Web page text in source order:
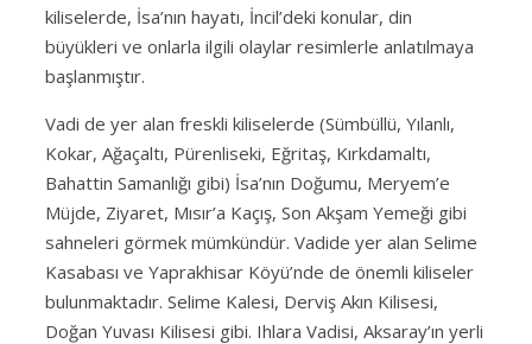
kiliselerde, İsa’nın hayatı, İncil’deki konular, din
büyükleri ve onlarla ilgili olaylar resimlerle anlatılmaya
başlanmıştır.
Vadi de yer alan freskli kiliselerde (Sümbüllü, Yılanlı,
Kokar, Ağaçaltı, Pürenliseki, Eğritaş, Kırkdamaltı,
Bahattin Samanlığı gibi) İsa’nın Doğumu, Meryem’e
Müjde, Ziyaret, Mısır’a Kaçış, Son Akşam Yemeği gibi
sahneleri görmek mümkündür. Vadide yer alan Selime
Kasabası ve Yaprakhisar Köyü’nde de önemli kiliseler
bulunmaktadır. Selime Kalesi, Derviş Akın Kilisesi,
Doğan Yuvası Kilisesi gibi. Ihlara Vadisi, Aksaray’ın yerli